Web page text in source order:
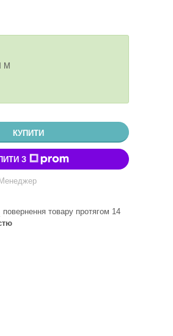
M
КУПИТИ
З
Менеджер
повернення товару протягом 14